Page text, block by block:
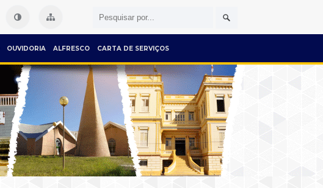
OUVIDORIA ALFRESCO CARTA DE SERVIÇOS